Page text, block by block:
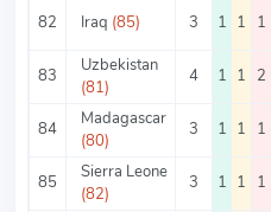
82 Iraq (85) 3 1 1 1
83
Uzbekistan
(81)
4 1 1 2
84
Madagascar
(80)
3 1 1 1
85
Sierra Leone
(82)
3 1 1 1